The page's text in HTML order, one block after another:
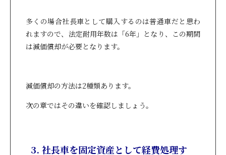
多くの場合社長車として購入するのは普通車だと思わ
れますので、法定耐用年数は「6年」となり、この期間
は減価償却が必要となります。
減価償却の方法は2種類あります。
次の章ではその違いを確認しましょう。
3. 社長車を固定資産として経費処理す